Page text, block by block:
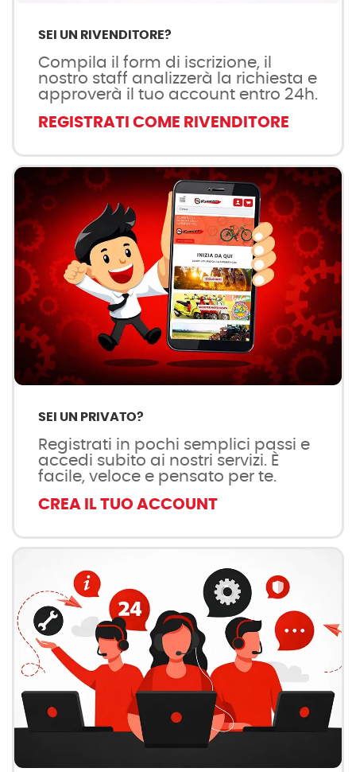
SEI UN RIVENDITORE?
Compila il form di iscrizione, il
nostro staff analizzerà la richiesta e
approverà il tuo account entro 24h.
REGISTRATI COME RIVENDITORE
SEI UN PRIVATO?
Registrati in pochi semplici passi e
accedi subito ai nostri servizi. È
facile, veloce e pensato per te.
CREA IL TUO ACCOUNT